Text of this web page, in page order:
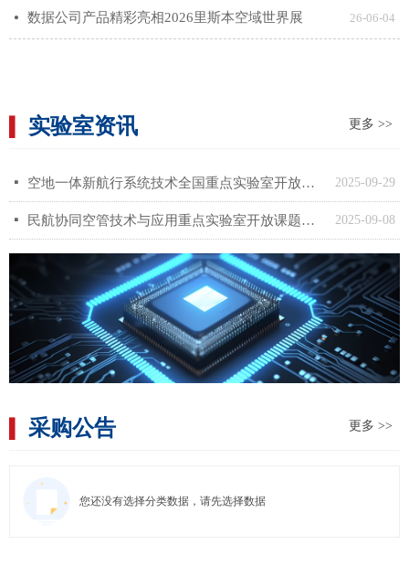
26-06-04
넸 数据公司产品精彩亮相2026里斯本空域世界展
实验室资讯 更多 >>
2025-09-29
넷 空地一体新航行系统技术全国重点实验室开放课题 基金申请指南（2025年度）
2025-09-08
넷 民航协同空管技术与应用重点实验室开放课题基金申请指南（2025年度）
采购公告 更多 >>
您还没有选择分类数据，请先选择数据